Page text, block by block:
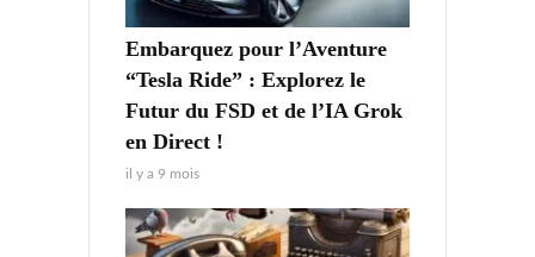
Embarquez pour l’Aventure
“Tesla Ride” : Explorez le
Futur du FSD et de l’IA Grok
en Direct !
il y a 9 mois